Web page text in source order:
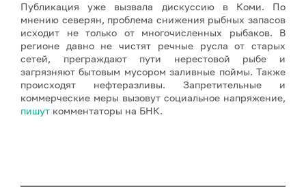
Публикация уже вызвала дискуссию в Коми. По
мнению северян, проблема снижения рыбных запасов
исходит не только от многочисленных рыбаков. В
регионе давно не чистят речные русла от старых
сетей, преграждают пути нерестовой рыбе и
загрязняют бытовым мусором заливные поймы. Также
происходят нефтеразливы. Запретительные и
коммерческие меры вызовут социальное напряжение,
пишут комментаторы на БНК.